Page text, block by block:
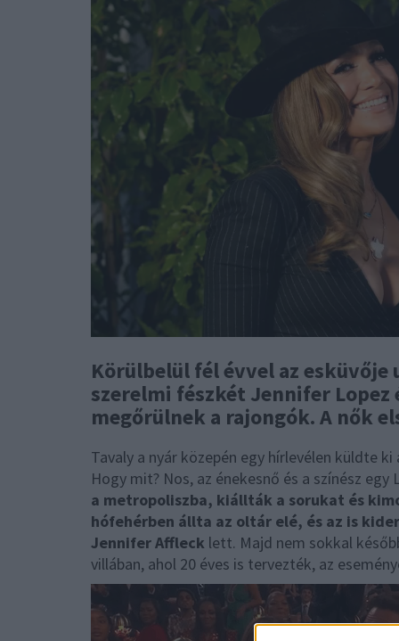
Körülbelül fél évvel az
szerelmi fészkét Jennifer
megőrülnek a rajongók. A nők
Tavaly a nyár közepén egy hírlevélen küldte
Hogy mit? Nos, az énekesnő és a színész
a metropoliszba, kiállták a sorukat és
hófehérben állta az oltár elé, és az is
Jennifer Affleck lett. Majd nem sokkal
villában, ahol 20 éves is tervezték, az